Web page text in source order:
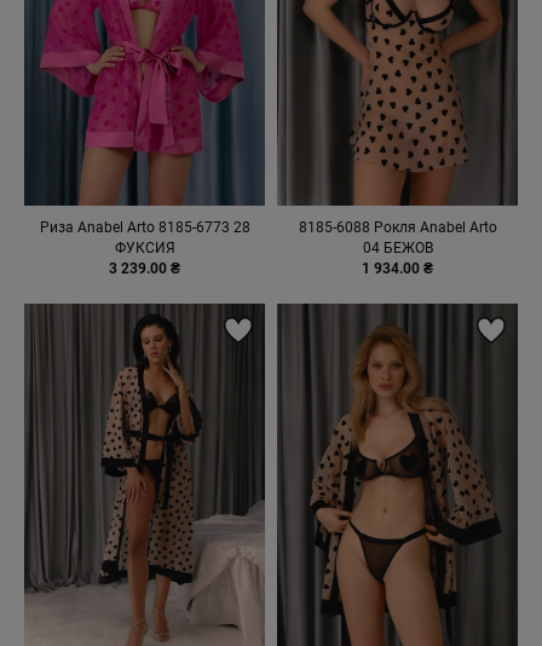
Риза Anabel Arto 8185-6773 28
ФУКСИЯ
3 239.00 ₴
8185-6088 Рокля Anabel Arto
04 БЕЖОВ
1 934.00 ₴